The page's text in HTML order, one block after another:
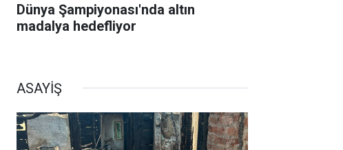
Dünya Şampiyonası'nda altın
madalya hedefliyor
ASAYİŞ